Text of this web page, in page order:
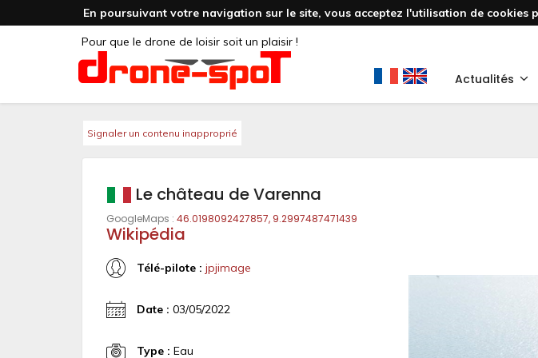
En poursuivant votre navigation sur le site, vous acceptez l'utilisation de cookies
Pour que le drone de loisir soit un plaisir !
Actualités
Signaler un contenu inapproprié
Le château de Varenna
GoogleMaps : 46.0198092427857, 9.2997487471439
Wikipédia
Télé-pilote : jpjimage
Date : 03/05/2022
Type : Eau